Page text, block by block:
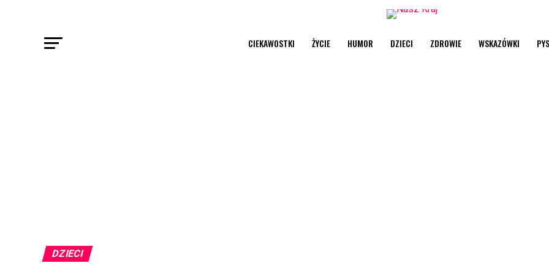
CIEKAWOSTKI ŻYCIE HUMOR DZIECI ZDROWIE WSKAZÓWKI
DZIECI